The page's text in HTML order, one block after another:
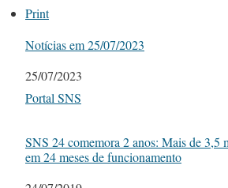
Print
Notícias em 25/07/2023
Date
25/07/2023
In relation to
Portal SNS
SNS 24 comemora 2 anos: Mais de 3,5
em 24 meses de funcionamento